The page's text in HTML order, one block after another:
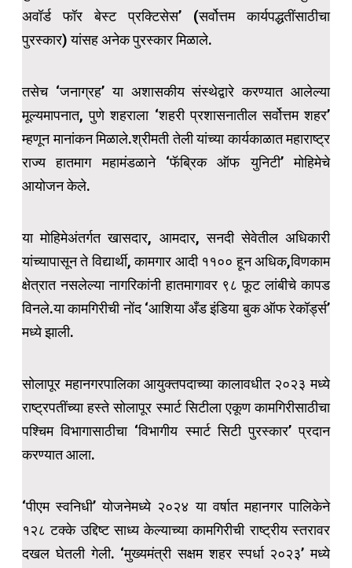
अवॉर्ड फॉर बेस्ट प्रक्टिसेस’ (सर्वोत्तम कार्यपद्धतींसाठीचा
पुरस्कार) यांसह अनेक पुरस्कार मिळाले.
तसेच ‘जनाग्रह’ या अशासकीय संस्थेद्वारे करण्यात आलेल्या
मूल्यमापनात, पुणे शहराला ‘शहरी प्रशासनातील सर्वोत्तम शहर’
म्हणून मानांकन मिळाले.श्रीमती तेली यांच्या कार्यकाळात महाराष्ट्र
राज्य हातमाग महामंडळाने ‘फॅब्रिक ऑफ युनिटी’ मोहिमेचे
आयोजन केले.
या मोहिमेअंतर्गत खासदार, आमदार, सनदी सेवेतील अधिकारी
यांच्यापासून ते विद्यार्थी, कामगार आदी ११०० हून अधिक,विणकाम
क्षेत्रात नसलेल्या नागरिकांनी हातमागावर ९८ फूट लांबीचे कापड
विनले.या कामगिरीची नोंद ‘आशिया अँड इंडिया बुक ऑफ रेकॉर्ड्स’
मध्ये झाली.
सोलापूर महानगरपालिका आयुक्तपदाच्या कालावधीत २०२३ मध्ये
राष्ट्रपतींच्या हस्ते सोलापूर स्मार्ट सिटीला एकूण कामगिरीसाठीचा
पश्चिम विभागासाठीचा ‘विभागीय स्मार्ट सिटी पुरस्कार’ प्रदान
करण्यात आला.
‘पीएम स्वनिधी’ योजनेमध्ये २०२४ या वर्षात महानगर पालिकेने
१२८ टक्के उद्दिष्ट साध्य केल्याच्या कामगिरीची राष्ट्रीय स्तरावर
दखल घेतली गेली. ‘मुख्यमंत्री सक्षम शहर स्पर्धा २०२३’ मध्ये